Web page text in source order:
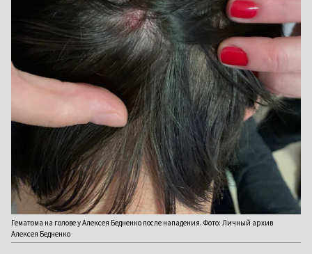
Гематома на голове у Алексея Бедненко после нападения. Фото: Личный архив
Алексея Бедненко